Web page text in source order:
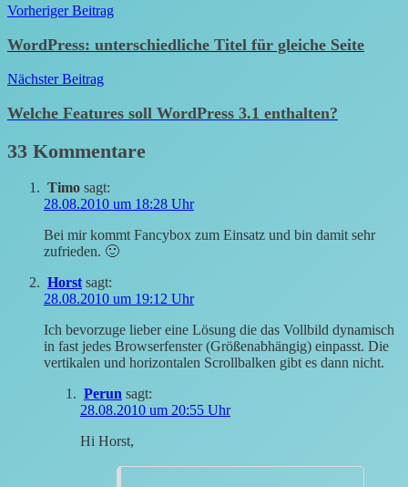
Beitragsnavigation
Vorheriger Beitrag
WordPress: unterschiedliche Titel für gleiche Seite
Nächster Beitrag
Welche Features soll WordPress 3.1 enthalten?
33 Kommentare
Timo sagt:
28.08.2010 um 18:28 Uhr
Bei mir kommt Fancybox zum Einsatz und bin damit sehr
zufrieden. 🙂
Horst sagt:
28.08.2010 um 19:12 Uhr
Ich bevorzuge lieber eine Lösung die das Vollbild dynamisch
in fast jedes Browserfenster (Größenabhängig) einpasst. Die
vertikalen und horizontalen Scrollbalken gibt es dann nicht.
Perun sagt:
28.08.2010 um 20:55 Uhr
Hi Horst,